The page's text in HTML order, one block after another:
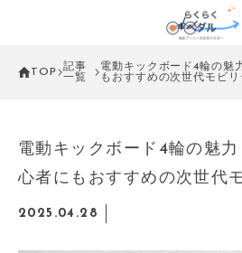
TOP
記事
一覧
電動キックボード4輪の魅
もおすすめの次世代モビリ
電動キックボード4輪の魅
心者にもおすすめの次世代
2025.04.28